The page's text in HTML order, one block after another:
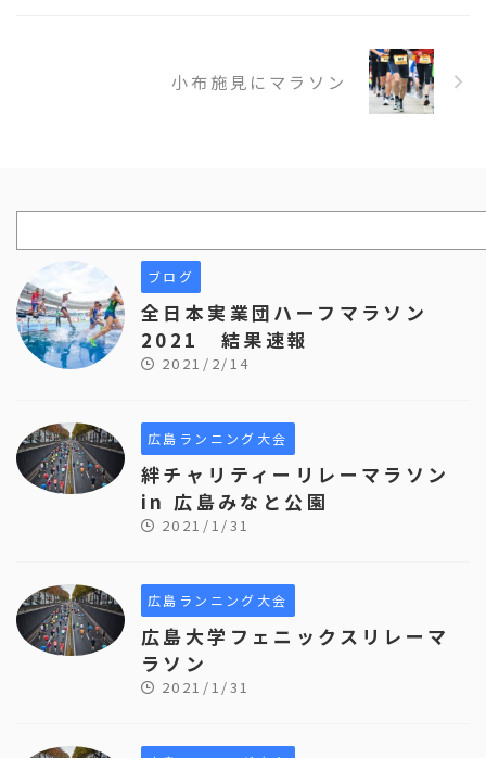
小布施見にマラソン
ブログ
全日本実業団ハーフマラソン
2021 結果速報
2021/2/14
広島ランニング大会
絆チャリティーリレーマラソン
in 広島みなと公園
2021/1/31
広島ランニング大会
広島大学フェニックスリレーマ
ラソン
2021/1/31